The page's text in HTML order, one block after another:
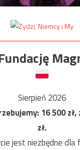
Sierpień 2026
16 500
zł.
jest niezbędne dla